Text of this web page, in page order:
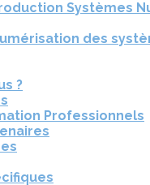
Systèmes
des
?
Professionnels